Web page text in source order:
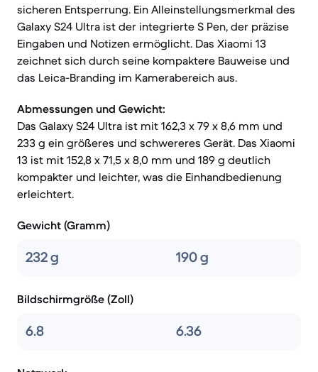
sicheren Entsperrung. Ein Alleinstellungsmerkmal des
Galaxy S24 Ultra ist der integrierte S Pen, der präzise
Eingaben und Notizen ermöglicht. Das Xiaomi 13
zeichnet sich durch seine kompaktere Bauweise und
das Leica-Branding im Kamerabereich aus.
Abmessungen und Gewicht:
Das Galaxy S24 Ultra ist mit 162,3 x 79 x 8,6 mm und
233 g ein größeres und schwereres Gerät. Das Xiaomi
13 ist mit 152,8 x 71,5 x 8,0 mm und 189 g deutlich
kompakter und leichter, was die Einhandbedienung
erleichtert.
Gewicht (Gramm)
232 g 190 g
Bildschirmgröße (Zoll)
6.8 6.36